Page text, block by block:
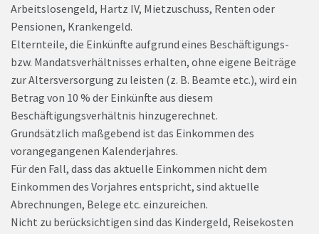
Arbeitslosengeld, Hartz IV, Mietzuschuss, Renten oder
Pensionen, Krankengeld.
Elternteile, die Einkünfte aufgrund eines Beschäftigungs-
bzw. Mandatsverhältnisses erhalten, ohne eigene Beiträge
zur Altersversorgung zu leisten (z. B. Beamte etc.), wird ein
Betrag von 10 % der Einkünfte aus diesem
Beschäftigungsverhältnis hinzugerechnet.
Grundsätzlich maßgebend ist das Einkommen des
vorangegangenen Kalenderjahres.
Für den Fall, dass das aktuelle Einkommen nicht dem
Einkommen des Vorjahres entspricht, sind aktuelle
Abrechnungen, Belege etc. einzureichen.
Nicht zu berücksichtigen sind das Kindergeld, Reisekosten